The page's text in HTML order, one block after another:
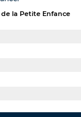
la Petite Enfance